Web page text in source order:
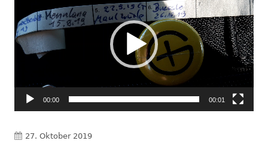
00:00 00:01
Veröffentlicht
27. Oktober 2019